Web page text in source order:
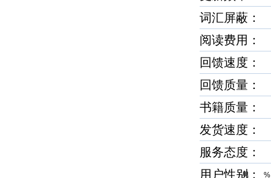
词汇屏蔽
阅读费用：
回馈速度
回馈质量
书籍质量
发货速度
服务态度
用户性别
男 %